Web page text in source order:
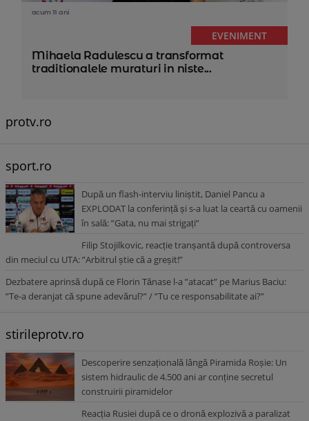
acum 11 ani
EVENIMENT
Mihaela Radulescu a transformat
traditionalele muraturi in niste...
protv.ro
sport.ro
După un flash-interviu liniștit, Daniel Pancu a
EXPLODAT la conferință și s-a luat la ceartă cu oamenii
în sală: ”Gata, nu mai strigați”
Filip Stojilkovic, reacție tranșantă după controversa
din meciul cu UTA: ”Arbitrul știe că a greșit!”
Dezbatere aprinsă după ce Florin Tănase l-a ”atacat” pe Marius Baciu:
”Te-a deranjat că spune adevărul?” / ”Tu ce responsabilitate ai?”
stirileprotv.ro
Descoperire senzațională lângă Piramida Roșie: Un
sistem hidraulic de 4.500 ani ar conține secretul
construirii piramidelor
Reacția Rusiei după ce o dronă explozivă a paralizat